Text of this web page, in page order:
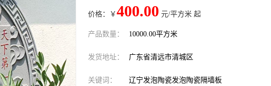
价格：￥ 400.00 元/平方米 起
产品数量： 10000.00平方米
发货地址： 广东省清远市清城区
关键词： 辽宁发泡陶瓷发泡陶瓷隔墙板